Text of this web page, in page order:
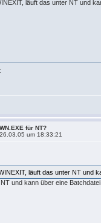
läuft das unter NT und
für NT?
26.03.05 um 18:33:21
läuft das unter NT und
und kann über eine